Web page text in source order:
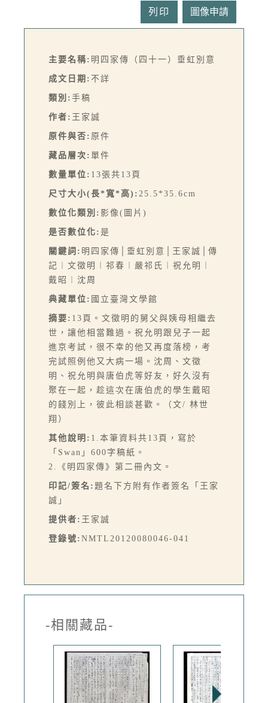
列印
主要名稱: 明四家傳（四十一）垂虹別意
成文日期: 不詳
類別: 手稿
作者: 王家誠
原件與否: 原件
藏品層次: 單件
數量單位: 13張共13頁
尺寸大小(長*寬*高): 25.5*35.6cm
數位化類別: 影像(圖片)
是否數位化: 是
關鍵詞: 明四家傳│垂虹別意│王家誠│傳
記︱文徵明︱祁春︱嚴祁氏︱祝允明︱
戴昭︱沈周
典藏單位: 國立臺灣文學館
摘要: 13頁。文徵明的舅父與姨母相繼去
世，讓他相當難過。祝允明跟兒子一起
進京考試，很不幸的他又再度落榜，考
完試照例他又大病一場。沈周、文徵
明、祝允明與唐伯虎等好友，好久沒有
聚在一起，趁這次在唐伯虎的學生戴昭
的餞別上，彼此相談甚歡。（文/ 林世
翔）
其他說明: 1.本筆資料共13頁，寫於
「Swan」600字稿紙。
2.《明四家傳》第二冊內文。
印記/簽名: 題名下方附有作者簽名「王家
誠」
提供者: 王家誠
登錄號: NMTL20120080046-041
-相關藏品-